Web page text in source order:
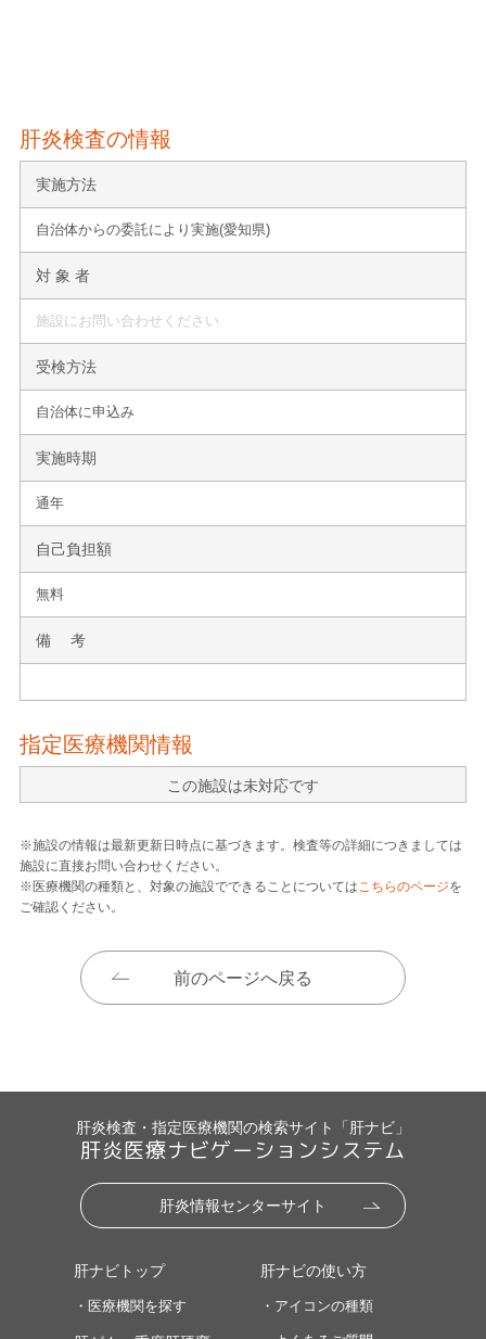
肝炎検査の情報
実施方法
自治体からの委託により実施(愛知県)
対 象 者
施設にお問い合わせください
受検方法
自治体に申込み
実施時期
通年
自己負担額
無料
備 考
指定医療機関情報
この施設は未対応です
※施設の情報は最新更新日時点に基づきます。検査等の詳細につきましては
施設に直接お問い合わせください。
※医療機関の種類と、対象の施設でできることについてはこちらのページを
ご確認ください。
前のページへ戻る
肝炎検査・指定医療機関の検索サイト「肝ナビ」
肝炎医療ナビゲーションシステム
肝炎情報センターサイト
肝ナビトップ
・医療機関を探す
肝ナビの使い方
・アイコンの種類